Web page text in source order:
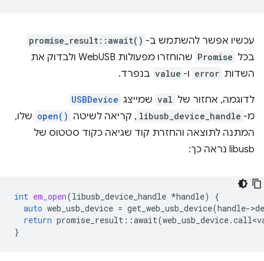
עכשיו אפשר להשתמש ב- promise_result::await()
בכל Promise
שהוחזרו מפעולות WebUSB ולבדוק את
השדות error ו- value בנפרד.
לדוגמה, אחזור של val שמייצג USBDevice
מ- libusb_device_handle , קריאה לשיטה open() שלו,
המתנה לתוצאה והחזרת קוד שגיאה כקוד סטטוס של
libusb נראה כך:
int em_open(libusb_device_handle *handle)
{
auto web_usb_device = get_web_usb_device(handle->
return promise_result ::await(web_usb_device.
}